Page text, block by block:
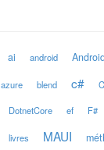
ai android
azure blend c#
DotnetCore ef F#
livres MAUI